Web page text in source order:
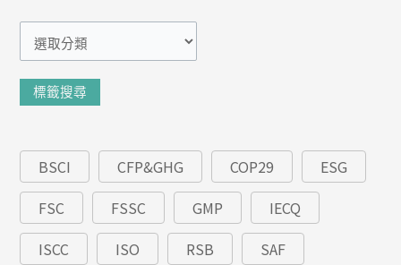
標籤搜尋
BSCI CFP&GHG COP29
ESG
FSC
FSSC GMP
IECQ
ISCC
ISO RSB
SAF